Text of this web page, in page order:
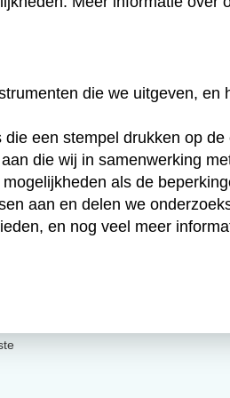
die we uitgeven,
een stempel drukken op
die wij in samenwerking
als de
aan en delen we
en nog veel meer